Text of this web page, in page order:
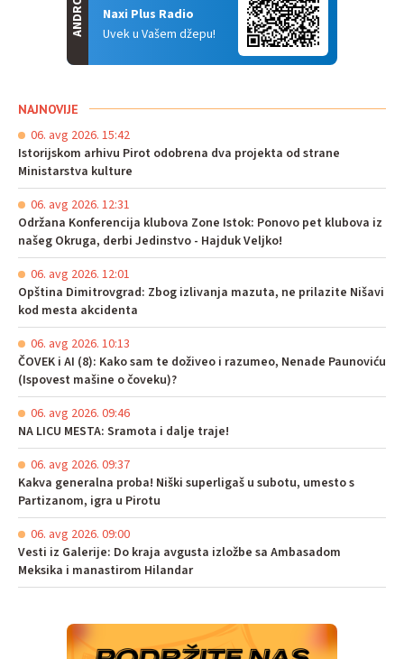
Naxi Plus Radio
Uvek u Vašem džepu!
ANDROID
NAJNOVIJE
06. avg 2026. 15:42
Istorijskom arhivu Pirot odobrena dva projekta od strane
Ministarstva kulture
06. avg 2026. 12:31
Održana Konferencija klubova Zone Istok: Ponovo pet klubova iz
našeg Okruga, derbi Jedinstvo - Hajduk Veljko!
06. avg 2026. 12:01
Opština Dimitrovgrad: Zbog izlivanja mazuta, ne prilazite Nišavi
kod mesta akcidenta
06. avg 2026. 10:13
ČOVEK i AI (8): Kako sam te doživeo i razumeo, Nenade Paunoviću
(Ispovest mašine o čoveku)?
06. avg 2026. 09:46
NA LICU MESTA: Sramota i dalje traje!
06. avg 2026. 09:37
Kakva generalna proba! Niški superligaš u subotu, umesto s
Partizanom, igra u Pirotu
06. avg 2026. 09:00
Vesti iz Galerije: Do kraja avgusta izložbe sa Ambasadom
Meksika i manastirom Hilandar